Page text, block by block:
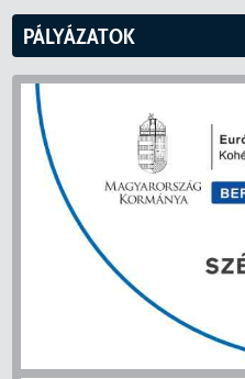
PÁLYÁZATOK